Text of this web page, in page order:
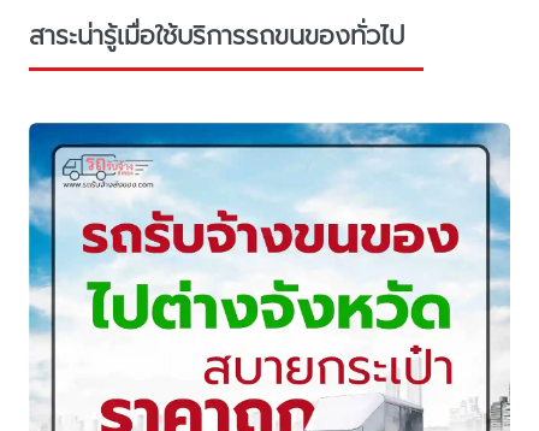
สาระน่ารู้เมื่อใช้บริการรถขนของทั่วไป